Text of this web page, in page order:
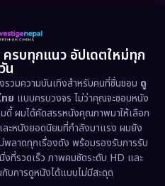
(13)
(5)
(93)
(1,486)
(17)
1974
รบทุกแนว อัปเดตใหม่ทุก
วัน
วมความบันเทิงสำหรับคนที่ชื่นชอบ ดู
ย แบบครบวงจร ไม่ว่าคุณจะชอบหนัง
ดี้ ผมได้คัดสรรหนังคุณภาพมาให้เลือก
ละหนังยอดนิยมที่กำลังมาแรง ผมยัง
พลาดทุกเรื่องดัง พร้อมรองรับการรับ
ที่รวดเร็ว ภาพคมชัดระดับ HD และ
บการดูหนังได้แบบไม่มีสะดุด